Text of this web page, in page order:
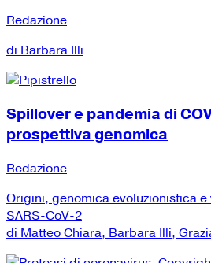
Redazione
di Barbara Illi
Spillover e pandemia di
prospettiva genomica
Redazione
Origini, genomica evoluzionistica
SARS-CoV-2
di Matteo Chiara, Barbara Illi,